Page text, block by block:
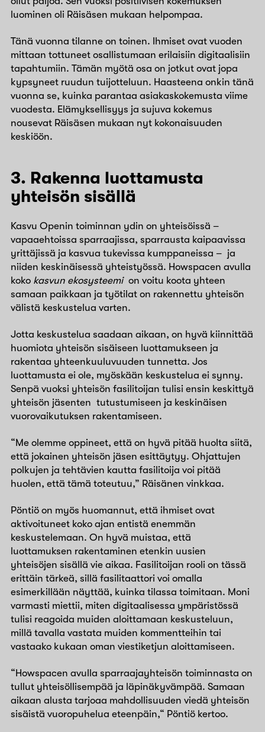
luominen oli Räisäsen mukaan helpompaa.
Tänä vuonna tilanne on toinen. Ihmiset ovat vuoden
mittaan tottuneet osallistumaan erilaisiin digitaalisiin
tapahtumiin. Tämän myötä osa on jotkut ovat jopa
kypsyneet ruudun tuijotteluun. Haasteena onkin tänä
vuonna se, kuinka parantaa asiakaskokemusta viime
vuodesta. Elämyksellisyys ja sujuva kokemus
nousevat Räisäsen mukaan nyt kokonaisuuden
keskiöön.
3. Rakenna luottamusta
yhteisön sisällä
Kasvu Openin toiminnan ydin on yhteisöissä –
vapaaehtoissa sparraajissa, sparrausta kaipaavissa
yrittäjissä ja kasvua tukevissa kumppaneissa – ja
niiden keskinäisessä yhteistyössä. Howspacen avulla
koko kasvun ekosysteemion voitu koota yhteen
samaan paikkaan ja työtilat on rakennettu yhteisön
välistä keskustelua varten.
Jotta keskustelua saadaan aikaan, on hyvä kiinnittää
huomiota yhteisön sisäiseen luottamukseen ja
rakentaa yhteenkuuluvuuden tunnetta. Jos
luottamusta ei ole, myöskään keskustelua ei synny.
Senpä vuoksi yhteisön fasilitoijan tulisi ensin keskittyä
yhteisön jäsenten tutustumiseen ja keskinäisen
vuorovaikutuksen rakentamiseen.
“Me olemme oppineet, että on hyvä pitää huolta siitä,
että jokainen yhteisön jäsen esittäytyy. Ohjattujen
polkujen ja tehtävien kautta fasilitoija voi pitää
huolen, että tämä toteutuu,” Räisänen vinkkaa.
Pöntiö on myös huomannut, että ihmiset ovat
aktivoituneet koko ajan entistä enemmän
keskustelemaan. On hyvä muistaa, että
luottamuksen rakentaminen etenkin uusien
yhteisöjen sisällä vie aikaa. Fasilitoijan rooli on tässä
erittäin tärkeä, sillä fasilitaattori voi omalla
esimerkillään näyttää, kuinka tilassa toimitaan. Moni
varmasti miettii, miten digitaalisessa ympäristössä
tulisi reagoida muiden aloittamaan keskusteluun,
millä tavalla vastata muiden kommentteihin tai
vastaako kukaan oman viestiketjun aloittamiseen.
“Howspacen avulla sparraajayhteisön toiminnasta on
tullut yhteisöllisempää ja läpinäkyvämpää. Samaan
aikaan alusta tarjoaa mahdollisuuden viedä yhteisön
sisäistä vuoropuhelua eteenpäin,“ Pöntiö kertoo.